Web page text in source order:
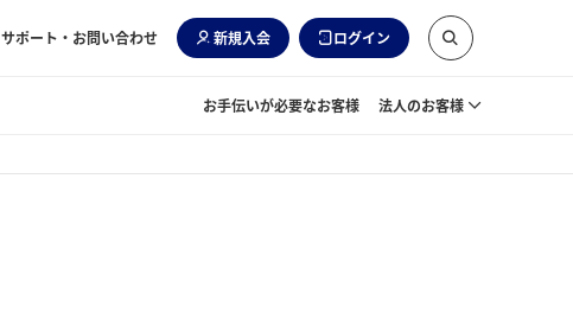
サポート・お問い合わせ 新規入会 ログイン
お手伝いが必要なお客様 法人のお客様